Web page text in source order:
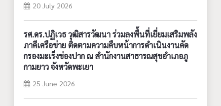
20 July 2026
รศ.ดร.ปฏิเวธ วุฒิสารวัฒนา ร่วมลงพื้นที่เยี่ยมเสริมพลัง
ภาคีเครือข่าย ติดตามความคืบหน้าการดำเนินงานคัด
กรองมะเร็งช่องปาก ณ สำนักงานสาธารณสุขอำเภอภู
กามยาว จังหวัดพะเยา
25 June 2026